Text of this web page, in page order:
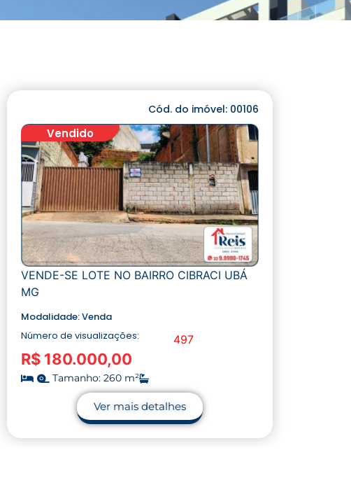
Cód. do imóvel: 00106
Vendido
VENDE-SE LOTE NO BAIRRO CIBRACI UBÁ
MG
Modalidade:Venda
Número de visualizações:
497
R$ 180.000,00
Tamanho: 260 m²
Ver mais detalhes